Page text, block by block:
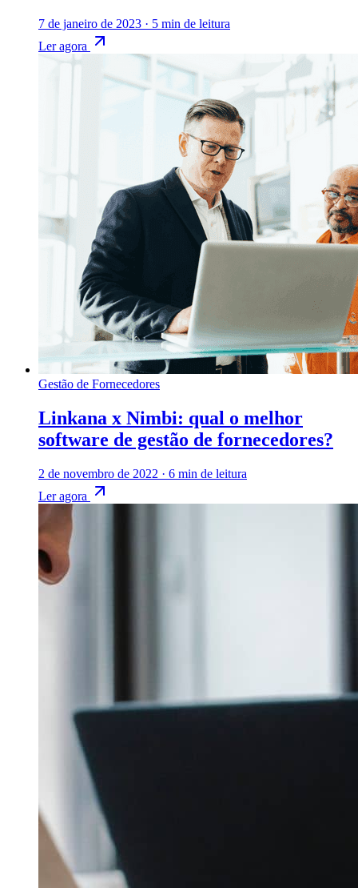
7 de janeiro de 2023 · 5 min de leitura
Ler agora
Gestão de Fornecedores
Linkana x Nimbi: qual o melhor
software de gestão de fornecedores?
2 de novembro de 2022 · 6 min de leitura
Ler agora